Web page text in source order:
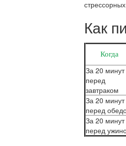
Как
Когда
За 20 минут
перед
завтраком
За 20 минут
перед
За 20 минут
перед